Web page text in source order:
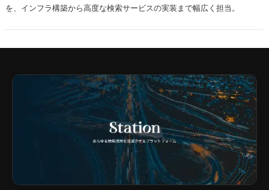
を、インフラ構築から高度な検索サービスの実装まで幅広く担当。